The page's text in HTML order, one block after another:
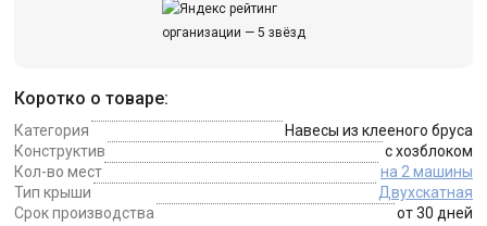
Коротко о товаре:
Категория
Навесы из клееного бруса
Конструктив
с хозблоком
Кол-во мест
на 2 машины
Тип крыши
Двухскатная
Срок производства
от 30 дней